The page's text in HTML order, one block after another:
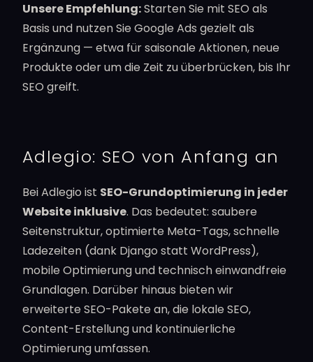
Unsere Empfehlung:Starten Sie mit SEO als
Basis und nutzen Sie Google Ads gezielt als
Ergänzung — etwa für saisonale Aktionen, neue
Produkte oder um die Zeit zu überbrücken, bis Ihr
SEO greift.
Adlegio: SEO von Anfang an
Bei Adlegio ist SEO-Grundoptimierung in jeder
Website inklusive. Das bedeutet: saubere
Seitenstruktur, optimierte Meta-Tags, schnelle
Ladezeiten (dank Django statt WordPress),
mobile Optimierung und technisch einwandfreie
Grundlagen. Darüber hinaus bieten wir
erweiterte SEO-Pakete an, die lokale SEO,
Content-Erstellung und kontinuierliche
Optimierung umfassen.